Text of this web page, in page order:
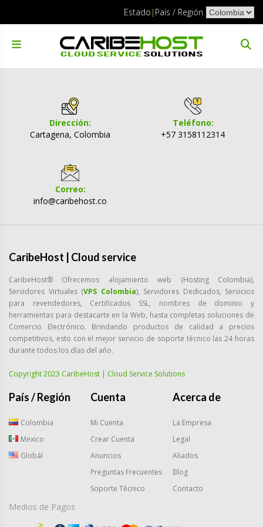
Estado | País / Región Elegir
un
Dirección:
Cartagena, Colombia
Teléfono:
+57 3158112314
Correo:
info@caribehost.co
CaribeHost | Cloud service
CaribeHost® Ofrecemos alojamiento web (Hosting Colombia),
Servidores Virtuales (VPS Colombia), Servidores Dedicados, Servicios
para revendedores, Certificados SSL, nombres de dominio y
herramientas para destacarte en la Web, hasta completas soluciones de
Comercio Electrónico. Brindando productos de calidad a precios
competitivos, esto con el mejor servicio de soporte técnico las 24 horas
durante todos los días del año.
Copyright 2023 CaribeHost | Cloud Service Solutions
País / Región
Colombia
Mexico
Globál
Cuenta
Mi Cuenta
Crear Cuenta
Anuncios
Preguntas Frecuentes
Soporte Técnico
Acerca de
La Empresa
Legal
Aliados
Blog
Contacto
Medios de Pagos